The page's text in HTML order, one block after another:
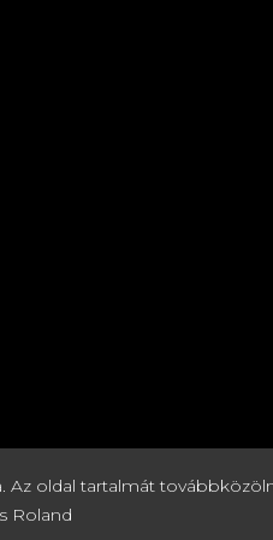
oldal tartalmát
Roland